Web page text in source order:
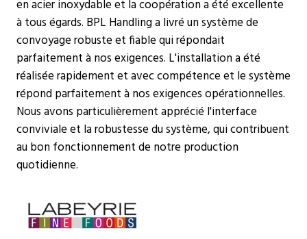
en acier inoxydable et la coopération a été excellente
à tous égards. BPL Handling a livré un système de
convoyage robuste et fiable qui répondait
parfaitement à nos exigences. L'installation a été
réalisée rapidement et avec compétence et le système
répond parfaitement à nos exigences opérationnelles.
Nous avons particulièrement apprécié l'interface
conviviale et la robustesse du système, qui contribuent
au bon fonctionnement de notre production
quotidienne.